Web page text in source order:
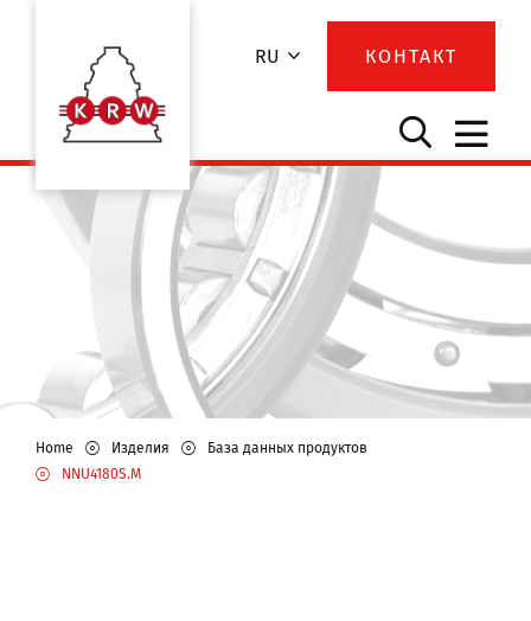
RU КОНТАКТ
Home Изделия
База данных продуктов
NNU4180S.M